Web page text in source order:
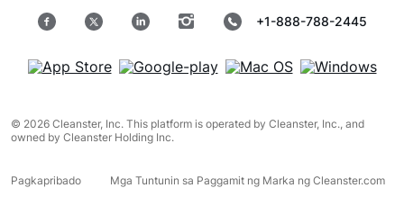
+1-888-788-2445
© 2026 Cleanster, Inc. This platform is operated by Cleanster, Inc., and
owned by Cleanster Holding Inc.
Pagkapribado Mga Tuntunin sa Paggamit ng Marka ng Cleanster.com